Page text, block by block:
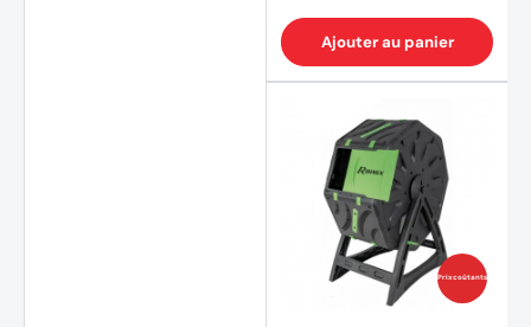
Ajouter au panier
Prix coûtants